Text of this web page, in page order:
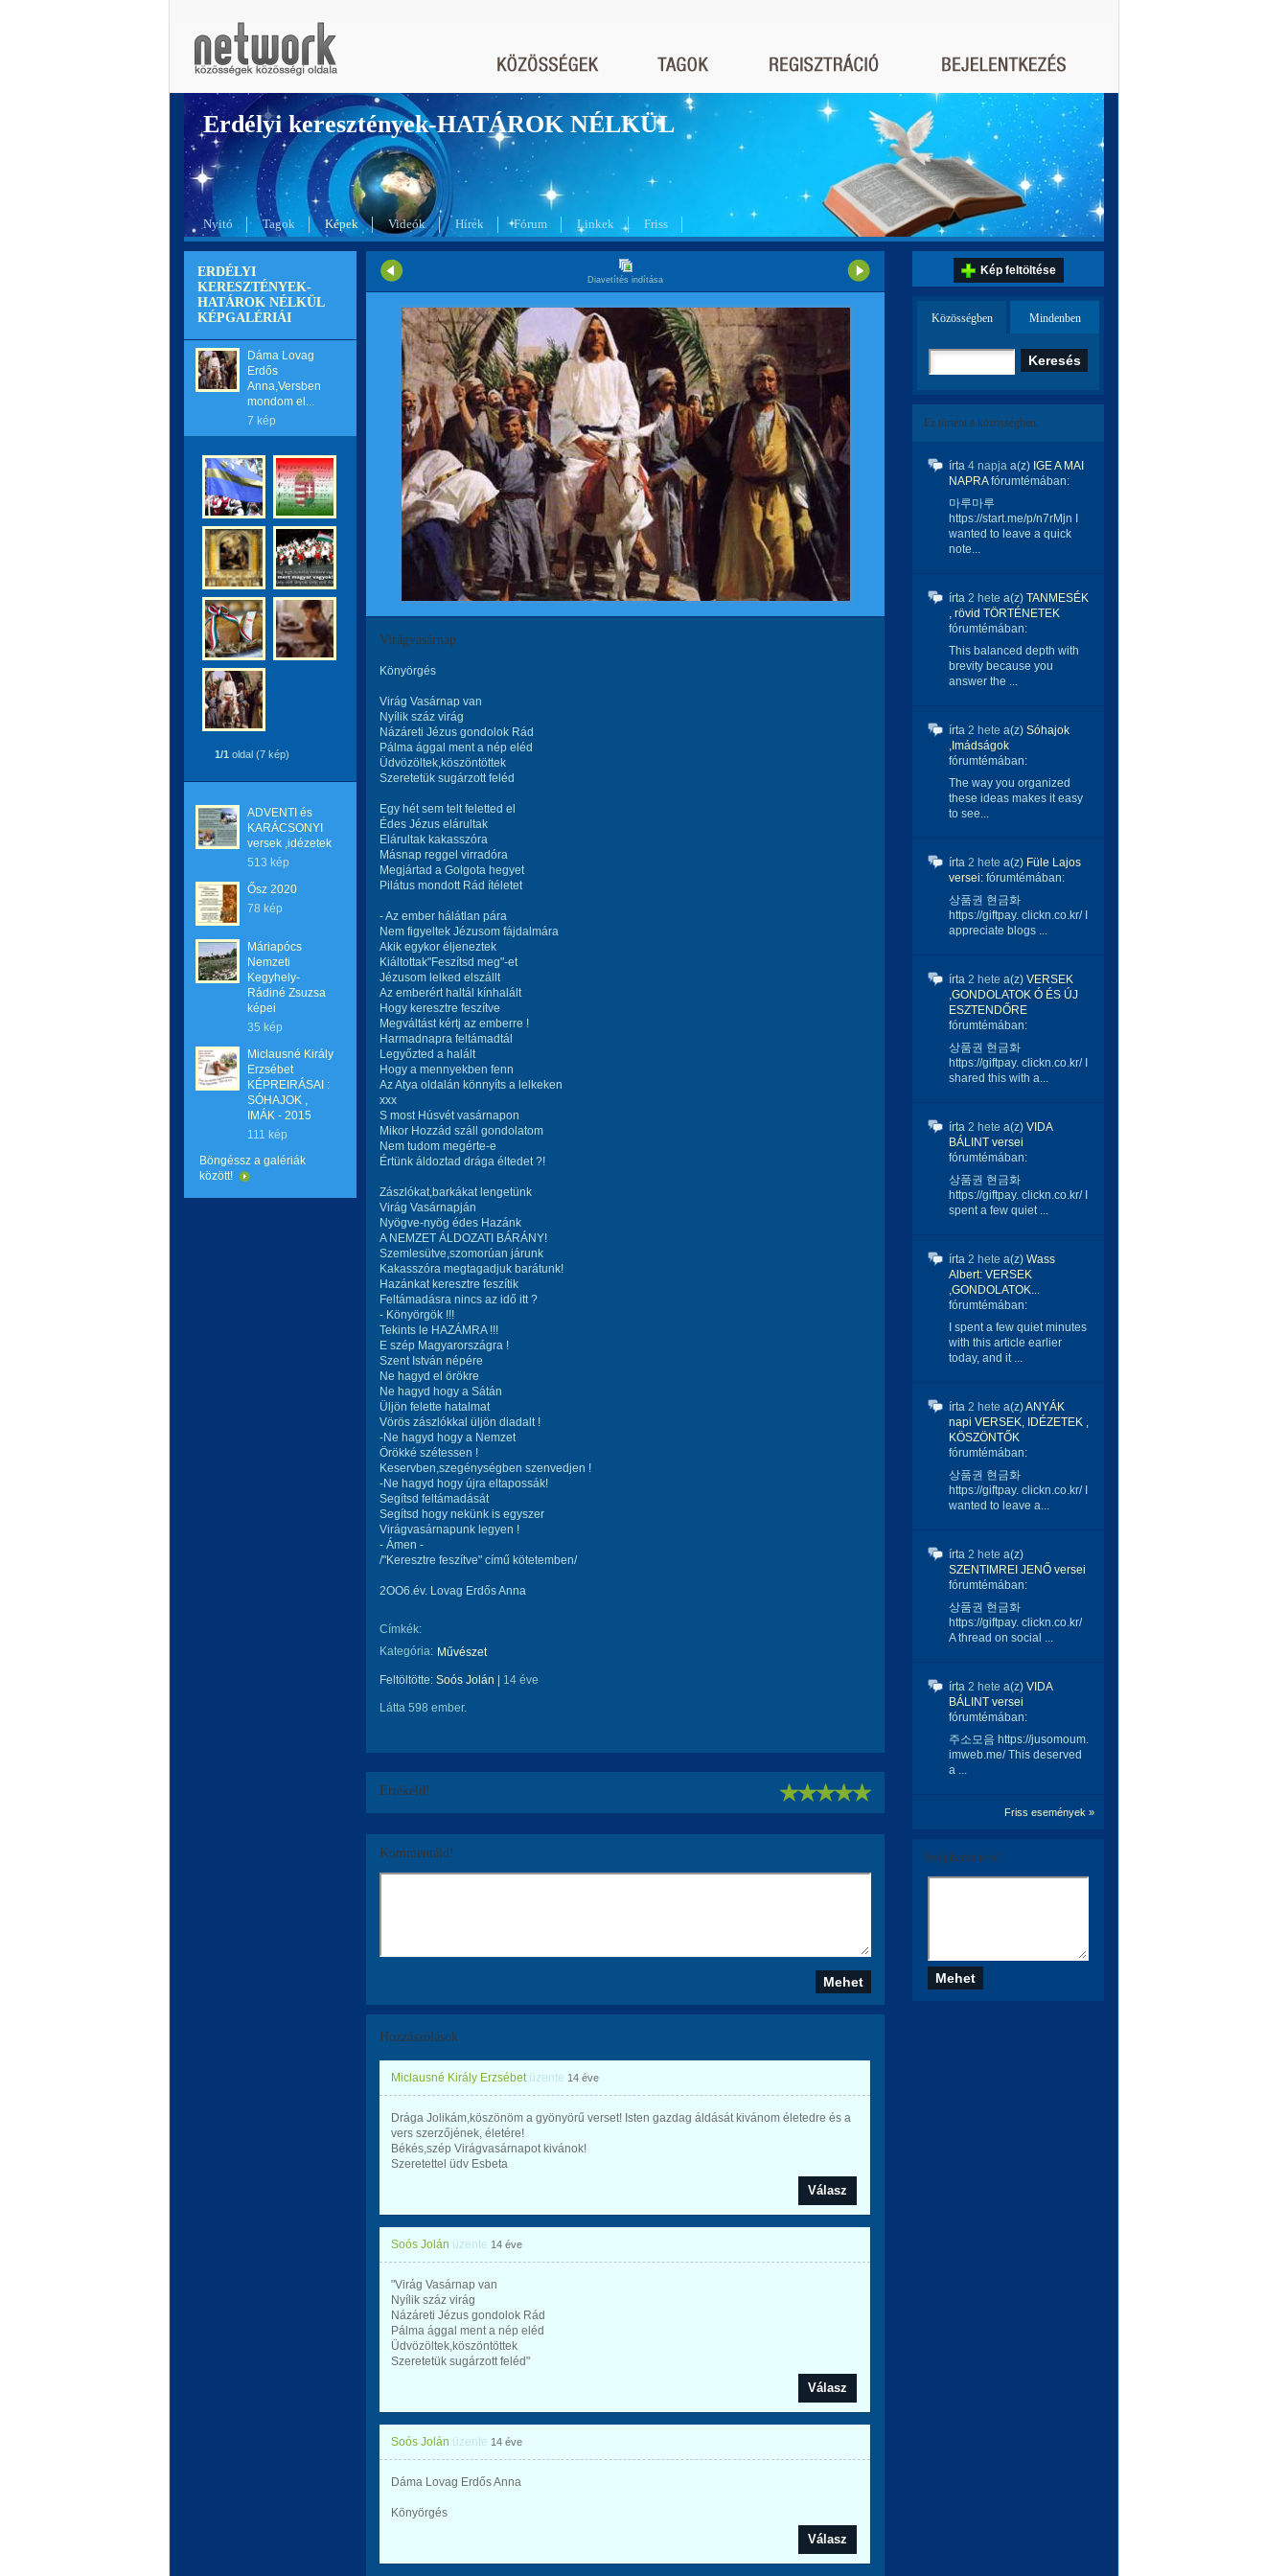
Erdélyi keresztények-HATÁROK NÉLKÜL
Nyitó Tagok Képek Videók Hírek Fórum Linkek Friss
ERDÉLYI
KERESZTÉNYEK-
HATÁROK NÉLKÜL
KÉPGALÉRIÁI
Dáma Lovag
Erdős
Anna,Versben
mondom el...
7 kép
1/1 oldal (7 kép)
ADVENTI és
KARÁCSONYI
versek ,idézetek
513 kép
Ősz 2020
78 kép
Máriapócs
Nemzeti
Kegyhely-
Rádiné Zsuzsa
képei
35 kép
Miclausné Király
Erzsébet
KÉPREIRÁSAI :
SÓHAJOK ,
IMÁK - 2015
111 kép
Böngéssz a galériák
között!
Diavetítés indítása
Virágvasárnap
Könyörgés
Virág Vasárnap van
Nyílik száz virág
Názáreti Jézus gondolok Rád
Pálma ággal ment a nép eléd
Üdvözöltek,köszöntöttek
Szeretetük sugárzott feléd
Egy hét sem telt feletted el
Édes Jézus elárultak
Elárultak kakasszóra
Másnap reggel virradóra
Megjártad a Golgota hegyet
Pilátus mondott Rád ítéletet
- Az ember hálátlan pára
Nem figyeltek Jézusom fájdalmára
Akik egykor éljeneztek
Kiáltottak"Feszítsd meg"-et
Jézusom lelked elszállt
Az emberért haltál kínhalált
Hogy keresztre feszítve
Megváltást kértj az emberre !
Harmadnapra feltámadtál
Legyőzted a halált
Hogy a mennyekben fenn
Az Atya oldalán könnyíts a lelkeken
xxx
S most Húsvét vasárnapon
Mikor Hozzád száll gondolatom
Nem tudom megérte-e
Értünk áldoztad drága éltedet ?!
Zászlókat,barkákat lengetünk
Virág Vasárnapján
Nyögve-nyög édes Hazánk
A NEMZET ÁLDOZATI BÁRÁNY!
Szemlesütve,szomorúan járunk
Kakasszóra megtagadjuk barátunk!
Hazánkat keresztre feszítik
Feltámadásra nincs az idő itt ?
- Könyörgök !!!
Tekints le HAZÁMRA !!!
E szép Magyarországra !
Szent István népére
Ne hagyd el örökre
Ne hagyd hogy a Sátán
Üljön felette hatalmat
Vörös zászlókkal üljön diadalt !
-Ne hagyd hogy a Nemzet
Örökké szétessen !
Keservben,szegénységben szenvedjen !
-Ne hagyd hogy újra eltapossák!
Segítsd feltámadását
Segítsd hogy nekünk is egyszer
Virágvasárnapunk legyen !
- Ámen -
/"Keresztre feszítve" című kötetemben/
2OO6.év. Lovag Erdős Anna
Címkék:
Kategória: Művészet
Feltöltötte: Soós Jolán 14 éve
Látta 598 ember.
Értékeld!
Kommentáld!
Hozzászólások
Miclausné Király Erzsébetüzente 14 éve
Drága Jolikám,köszönöm a gyönyörű verset! Isten gazdag áldását kivánom életedre és a
vers szerzőjének, életére!
Békés,szép Virágvasárnapot kivánok!
Szeretettel üdv Esbeta
Válasz
Soós Jolán üzente 14 éve
"Virág Vasárnap van
Nyílik száz virág
Názáreti Jézus gondolok Rád
Pálma ággal ment a nép eléd
Üdvözöltek,köszöntöttek
Szeretetük sugárzott feléd"
Válasz
Soós Jolán üzente 14 éve
Dáma Lovag Erdős Anna
Könyörgés
Válasz
Kép feltöltése
Közösségben Mindenben
Ez történt a közösségben:
írta 4 napja a(z) IGE A MAI
NAPRAfórumtémában:
마루마루
https://start.me/p/n7rMjn I
wanted to leave a quick
note...
írta 2 hete a(z) TANMESÉK
, rövid TÖRTÉNETEK
fórumtémában:
This balanced depth with
brevity because you
answer the ...
írta 2 hete a(z) Sóhajok
,Imádságok
fórumtémában:
The way you organized
these ideas makes it easy
to see...
írta 2 hete a(z) Füle Lajos
versei: fórumtémában:
상품권 현금화
https://giftpay. clickn.co.kr/ I
appreciate blogs ...
írta 2 hete a(z) VERSEK
,GONDOLATOK Ó ÉS ÚJ
ESZTENDŐRE
fórumtémában:
상품권 현금화
https://giftpay. clickn.co.kr/ I
shared this with a...
írta 2 hete a(z) VIDA
BÁLINT versei
fórumtémában:
상품권 현금화
https://giftpay. clickn.co.kr/ I
spent a few quiet ...
írta 2 hete a(z) Wass
Albert: VERSEK
,GONDOLATOK...
fórumtémában:
I spent a few quiet minutes
with this article earlier
today, and it ...
írta 2 hete a(z)ANYÁK
napi VERSEK, IDÉZETEK ,
KÖSZÖNTŐK
fórumtémában:
상품권 현금화
https://giftpay. clickn.co.kr/ I
wanted to leave a...
írta 2 hete a(z)
SZENTIMREI JENŐ versei
fórumtémában:
상품권 현금화
https://giftpay. clickn.co.kr/
A thread on social ...
írta 2 hete a(z) VIDA
BÁLINT versei
fórumtémában:
주소모음 https://jusomoum.
imweb.me/ This deserved
a ...
Friss események »
Szólj hozzá te is!